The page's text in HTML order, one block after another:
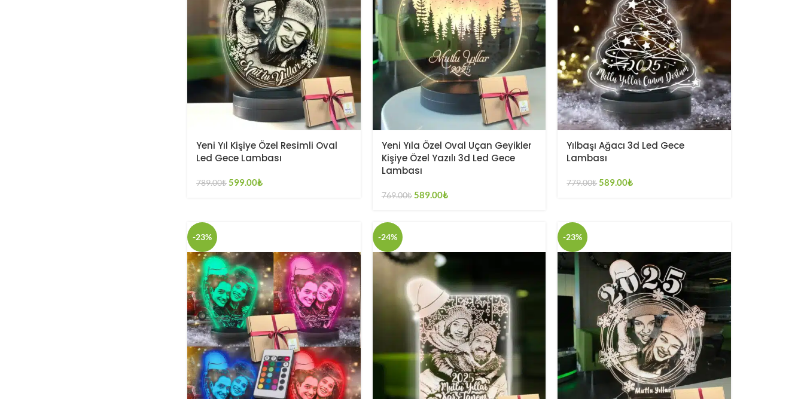
Yeni Yıl Kişiye Özel Resimli Oval
Led Gece Lambası
789.00₺599.00₺
Yeni Yıla Özel Oval Uçan Geyikler
Kişiye Özel Yazılı 3d Led Gece
Lambası
769.00₺ 589.00₺
Yılbaşı Ağacı 3d Led Gece
Lambası
779.00₺ 589.00₺
-23% -24% -23%